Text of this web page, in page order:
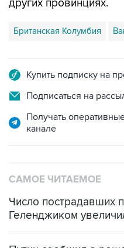
Британская Колумбия
Подписаться на
Получать
канале
Число пострадавших
Путин сообщил о